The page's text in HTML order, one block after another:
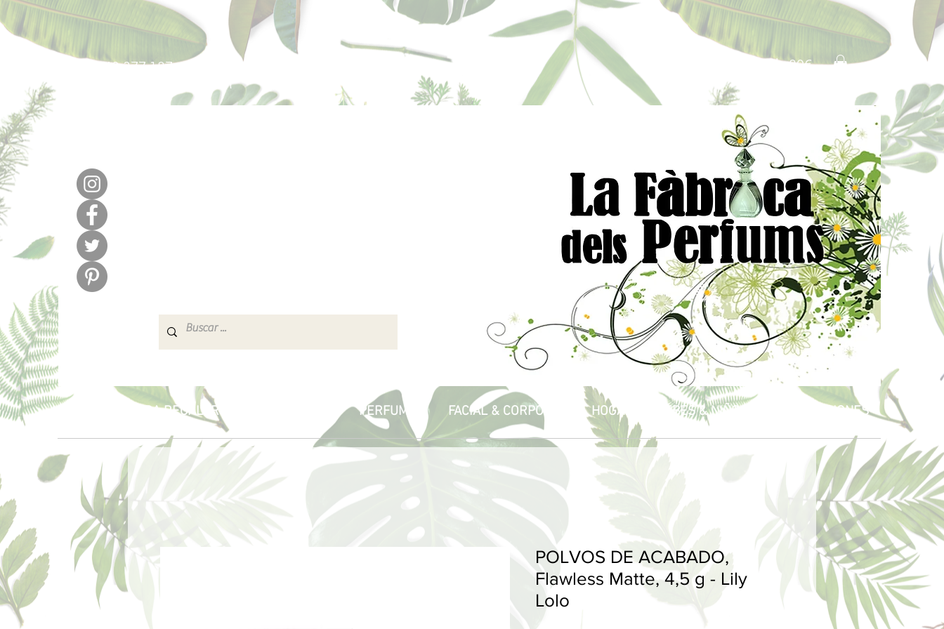
640 377 187
lafabricadelsperfums@gmail.co
m
Portes pagados a partir de 80€
PARA REGALAR PERFUMES FACIAL & CORPORAL HOGAR BEBÉS & NIÑOS CELEBRACIONES
POLVOS DE ACABADO,
Flawless Matte, 4,5 g - Lily
Lolo